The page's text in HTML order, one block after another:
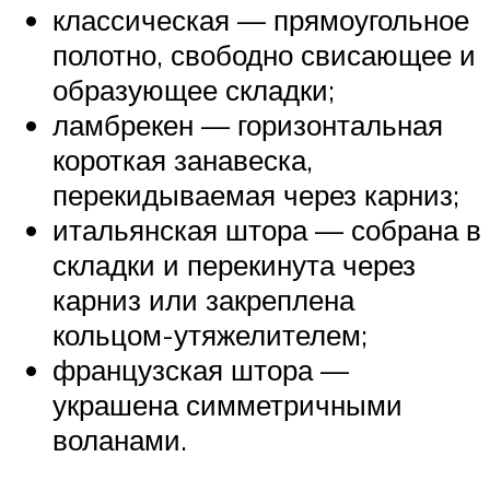
классическая — прямоугольное
полотно, свободно свисающее и
образующее складки;
ламбрекен — горизонтальная
короткая занавеска,
перекидываемая через карниз;
итальянская штора — собрана в
складки и перекинута через
карниз или закреплена
кольцом-утяжелителем;
французская штора —
украшена симметричными
воланами.